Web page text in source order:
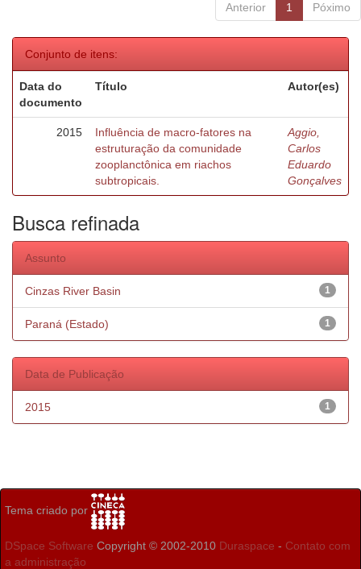
Anterior 1 Póximo
Conjunto de itens:
Data do
documento
Título Autor(es)
2015
Influência de macro-fatores na
estruturação da comunidade
zooplanctônica em riachos
subtropicais.
Aggio,
Carlos
Eduardo
Gonçalves
Busca refinada
Assunto
1
Cinzas River Basin
1
Paraná (Estado)
Data de Publicação
1
2015
Tema criado por
DSpace Software Copyright © 2002-2010 Duraspace - Contato com
a administração